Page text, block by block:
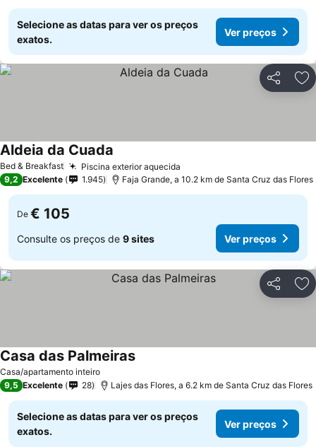
Selecione as datas para ver os preços
exatos.
Ver preços
Partilhar
Bed & Breakfast Piscina exterior aquecida
Aldeia da Cuada
9,2 Excelente 1.945 Faja Grande, a 10.2 km de Santa Cruz das Flores
De € 105
Consulte os preços de 9 sites Ver preços
Partilhar
Casa/apartamento inteiro
Casa das PalmeirasVer preços
9,5 Excelente 28 Lajes das Flores, a 6.2 km de Santa Cruz das Flores
Selecione as datas para ver os preços
exatos.
Ver preços